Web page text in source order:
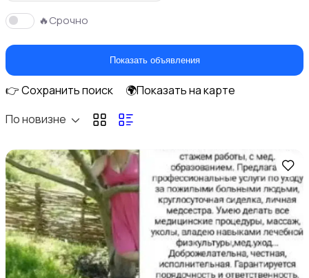
Оформление интерьера
Бытовая химия
Другое1
🔥Срочно
Показать объявления
👉 Сохранить поиск
🌍Показать на карте
По новизне